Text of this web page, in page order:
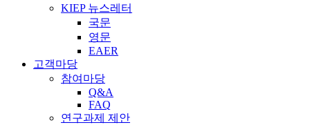
KIEP 뉴스레터
국문
영문
EAER
고객마당
참여마당
Q&A
FAQ
연구과제 제안